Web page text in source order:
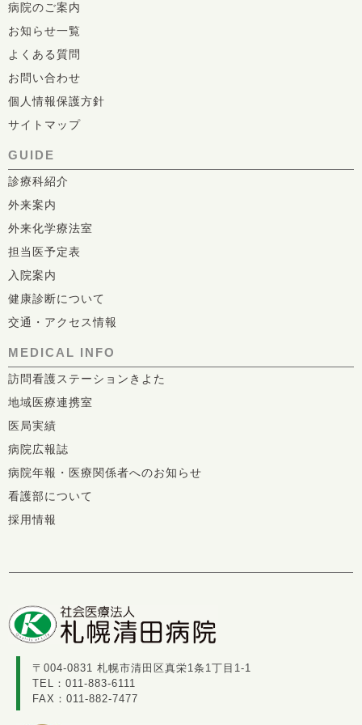
病院のご案内
お知らせ一覧
よくある質問
お問い合わせ
個人情報保護方針
サイトマップ
GUIDE
診療科紹介
外来案内
外来化学療法室
担当医予定表
入院案内
健康診断について
交通・アクセス情報
MEDICAL INFO
訪問看護ステーションきよた
地域医療連携室
医局実績
病院広報誌
病院年報・医療関係者へのお知らせ
看護部について
採用情報
〒004-0831 札幌市清田区真栄1条1丁目1-1
TEL： 011-883-6111
FAX：011-882-7477